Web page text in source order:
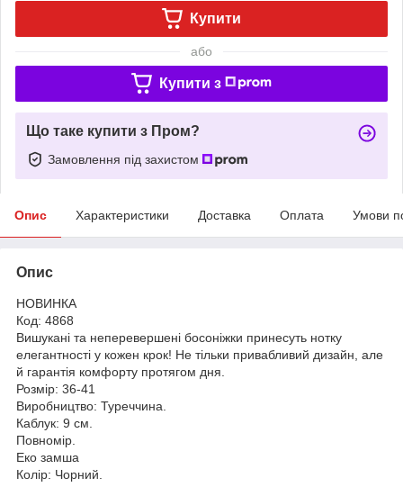
Купити
або
Купити з
Що таке купити з Пром?
Замовлення під захистом
Опис Характеристики Доставка Оплата Умови
Опис
НОВИНКА
Код: 4868
Вишукані та неперевершені босоніжки принесуть нотку
елегантності у кожен крок! Не тільки привабливий дизайн, але
й гарантія комфорту протягом дня.
Розмір: 36-41
Виробництво: Туреччина.
Каблук: 9 см.
Повномір.
Еко замша
Колір: Чорний.